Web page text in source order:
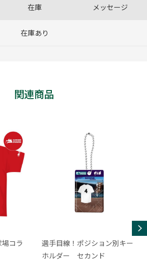
在庫 メッセージ
在庫あり
関連商品
コラ
選手目線！ポジション別キー
ホルダー セカンド